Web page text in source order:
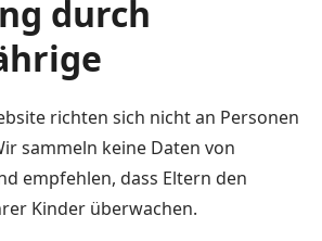
durch
richten sich nicht an Personen
sammeln keine Daten von
empfehlen, dass Eltern den
Kinder überwachen.